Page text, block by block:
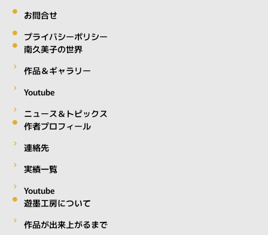
お問合せ
プライバシーポリシー
南久美子の世界
作品＆ギャラリー
Youtube
ニュース＆トピックス
作者プロフィール
連絡先
実績一覧
Youtube
遊墨工房について
作品が出来上がるまで